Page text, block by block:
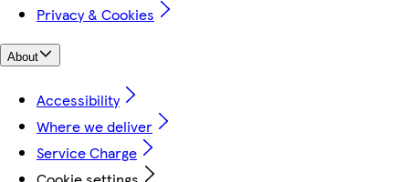
Privacy & Cookies
About
Accessibility
Where we deliver
Service Charge